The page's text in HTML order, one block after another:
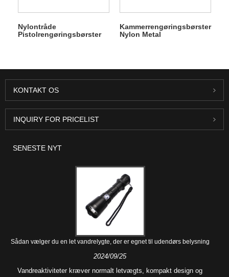
Nylontråde
Pistolrengøringsbørster
Kammerrengøringsbørster
Nylon Metal
KONTAKT OS
INQUIRY FOR PRICELIST
SENESTE NYT
Sådan vælger du en let vandrelygte, der er egnet til udendørs belysning
2024/09/25
Vandreaktiviteter kræver normalt letvægts, kompakt design og